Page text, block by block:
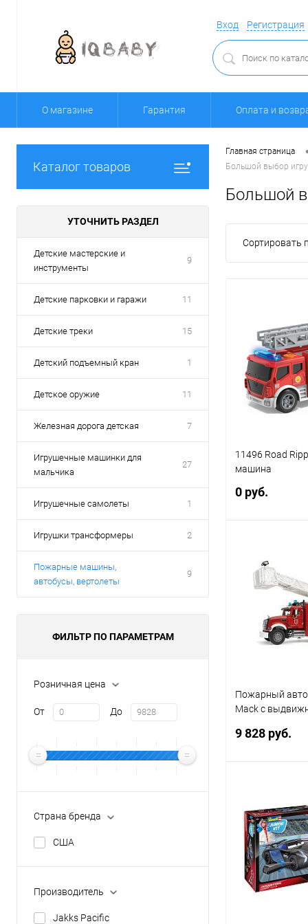
Вход Регистрация
О магазине Гарантия Оплата и
Каталог товаров
УТОЧНИТЬ РАЗДЕЛ
Детские мастерские и
инструменты
9
Детские парковки и гаражи 11
Детские треки 15
Детский подъемный кран 1
Детское оружие 11
Железная дорога детская 7
Игрушечные машинки для
мальчика
27
Игрушечные самолеты 1
Игрушки трансформеры 2
Пожарные машины,
автобусы, вертолеты
9
ФИЛЬТР ПО ПАРАМЕТРАМ
Розничная цена
От До
Страна бренда
США
Производитель
Jakks Pacific
Главная страница
Большой выбор
Большой
Сортировать
11496 Road
машина
0 руб.
Купить в 1
В избранное
Пожарный
Mack с
9 828 руб.
Купить в 1
В избранное